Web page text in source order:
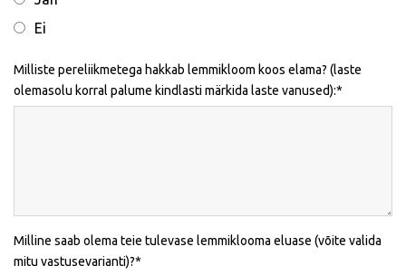
Ei
Milliste pereliikmetega hakkab lemmikloom koos elama? (laste
olemasolu korral palume kindlasti märkida laste vanused):
Milline saab olema teie tulevase lemmiklooma eluase (võite valida
mitu vastusevarianti)?